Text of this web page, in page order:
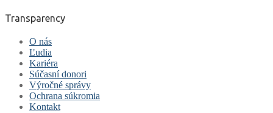
Transparency
O nás
Ľudia
Kariéra
Súčasní donori
Výročné správy
Ochrana súkromia
Kontakt